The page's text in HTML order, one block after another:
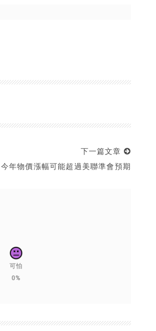
下一篇文章
今年物價漲幅可能超過美聯準會預期
可怕
0%